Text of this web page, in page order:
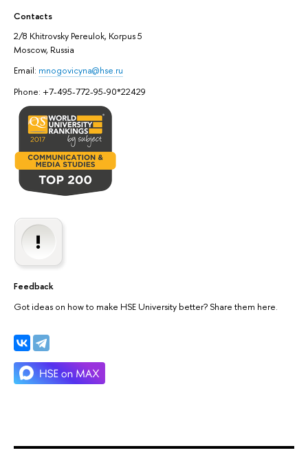
Contacts
2/8 Khitrovsky Pereulok, Korpus 5
Moscow, Russia
Email: mnogovicyna@hse.ru
Phone: +7-495-772-95-90*22429
Feedback
Got ideas on how to make HSE University better? Share them here.